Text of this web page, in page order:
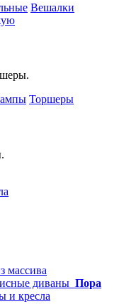
Вешалки
Торшеры
массива
диваны Пора
и кресла